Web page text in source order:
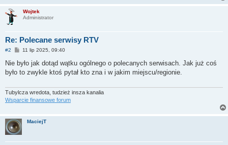
Wojtek
Administrator
Re: Polecane serwisy RTV
#2
P
s
t
11 lip 2025, 09:40
Nie było jak dotąd wątku ogólnego o polecanych serwisach. Jak już coś
było to zwykle ktoś pytał kto zna i w jakim miejscu/regionie.
Tubylcza wredota, tudzież insza kanalia
Wsparcie finansowe forum
MaciejT